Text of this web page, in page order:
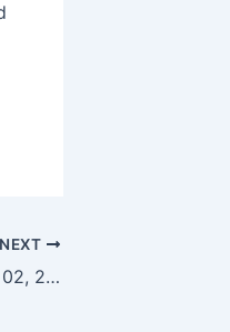
NEXT
Hukamnama Sahib – March 02, 2026